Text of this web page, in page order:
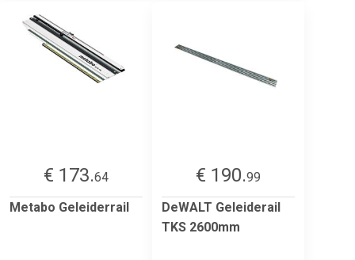
€ 173.64
Metabo Geleiderrail
€ 190.99
DeWALT Geleiderail
TKS 2600mm